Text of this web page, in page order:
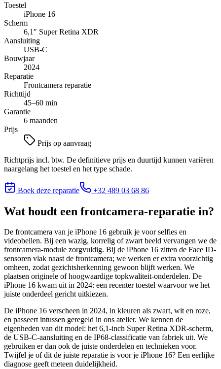
Toestel
iPhone 16
Scherm
6,1″ Super Retina XDR
Aansluiting
USB-C
Bouwjaar
2024
Reparatie
Frontcamera reparatie
Richttijd
45–60 min
Garantie
6 maanden
Prijs
Prijs op aanvraag
Richtprijs incl. btw. De definitieve prijs en duurtijd kunnen variëren
naargelang het toestel en het type schade.
Boek deze reparatie +32 489 03 68 86
Wat houdt een frontcamera-reparatie in?
De frontcamera van je iPhone 16 gebruik je voor selfies en
videobellen. Bij een wazig, korrelig of zwart beeld vervangen we de
frontcamera-module zorgvuldig. Bij de iPhone 16 zitten de Face ID-
sensoren vlak naast de frontcamera; we werken er extra voorzichtig
omheen, zodat gezichtsherkenning gewoon blijft werken. We
plaatsen originele of hoogwaardige topkwaliteit-onderdelen. De
iPhone 16 kwam uit in 2024: een recenter toestel waarvoor we het
juiste onderdeel gericht uitkiezen.
De iPhone 16 verscheen in 2024, in kleuren als zwart, wit en roze,
en passeert intussen geregeld in ons atelier. We kennen de
eigenheden van dit model: het 6,1-inch Super Retina XDR-scherm,
de USB-C-aansluiting en de IP68-classificatie van fabriek uit. We
gebruiken er dan ook de juiste onderdelen en technieken voor.
Twijfel je of dit de juiste reparatie is voor je iPhone 16? Een eerlijke
diagnose geeft meteen duidelijkheid.